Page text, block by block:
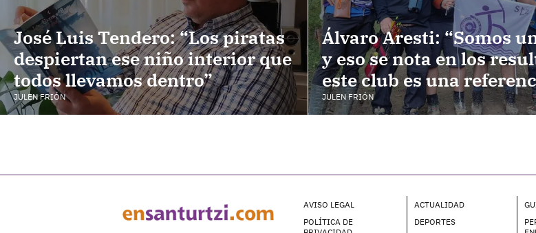
José Luis Tendero: “Los piratas
despiertan ese niño interior que
todos llevamos dentro”
JULEN FRIÓN
Álvaro Aresti: “Somos
y eso se nota en los
este club es una
JULEN FRIÓN
AVISO LEGAL
POLÍTICA DE
ACTUALIDAD
DEPORTES